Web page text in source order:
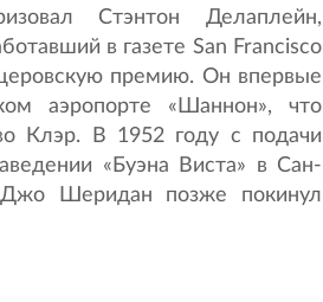
Стэнтон Делаплейн,
в газете San Francisco
премию. Он впервые
аэропорте «Шаннон», что
Клэр. В 1952 году с подачи
«Буэна Виста» в Сан-
Шеридан позже покинул